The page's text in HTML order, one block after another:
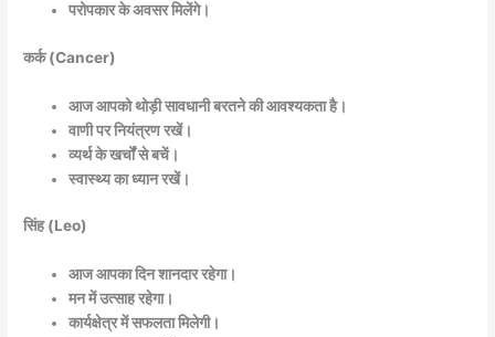
परोपकार के अवसर मिलेंगे।
कर्क (Cancer)
आज आपको थोड़ी सावधानी बरतने की आवश्यकता है।
वाणी पर नियंत्रण रखें।
व्यर्थ के खर्चों से बचें।
स्वास्थ्य का ध्यान रखें।
सिंह (Leo)
आज आपका दिन शानदार रहेगा।
मन में उत्साह रहेगा।
कार्यक्षेत्र में सफलता मिलेगी।